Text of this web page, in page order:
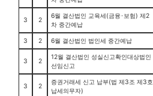
3 2
6월 결산법인 교육세(금융･보험) 제2
차 중간예납
3 2 6월 결산법인 법인세 중간예납
3 2
12월 결산법인 성실신고확인대상법인
선임신고
3 2
증권거래세 신고 납부(법 제3조 제3호
납세의무자)